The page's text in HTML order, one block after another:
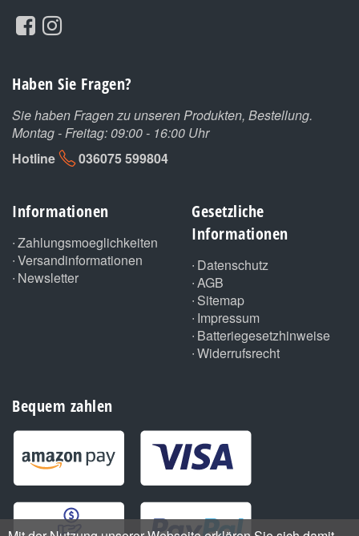
Haben Sie Fragen?
Sie haben Fragen zu unseren Produkten, Bestellung.
Montag - Freitag: 09:00 - 16:00 Uhr
Hotline
036075 599804
Informationen
Zahlungsmoeglichkeiten
Versandinformationen
Newsletter
Gesetzliche
Informationen
Datenschutz
AGB
Sitemap
Impressum
Batteriegesetzhinweise
Widerrufsrecht
Bequem zahlen